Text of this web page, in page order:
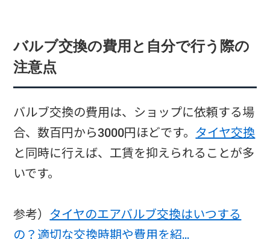
バルブ交換の費用と自分で行う際の
注意点
バルブ交換の費用は、ショップに依頼する場
合、数百円から3000円ほどです。 タイヤ交換
と同時に行えば、工賃を抑えられることが多
いです。
参考） タイヤのエアバルブ交換はいつする
の？適切な交換時期や費用を紹…